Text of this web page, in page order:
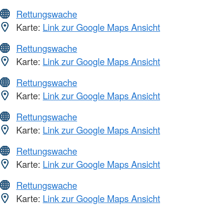
Rettungswache
Karte: Link zur Google Maps Ansicht
Rettungswache
Karte: Link zur Google Maps Ansicht
Rettungswache
Karte: Link zur Google Maps Ansicht
Rettungswache
Karte: Link zur Google Maps Ansicht
Rettungswache
Karte: Link zur Google Maps Ansicht
Rettungswache
Karte: Link zur Google Maps Ansicht